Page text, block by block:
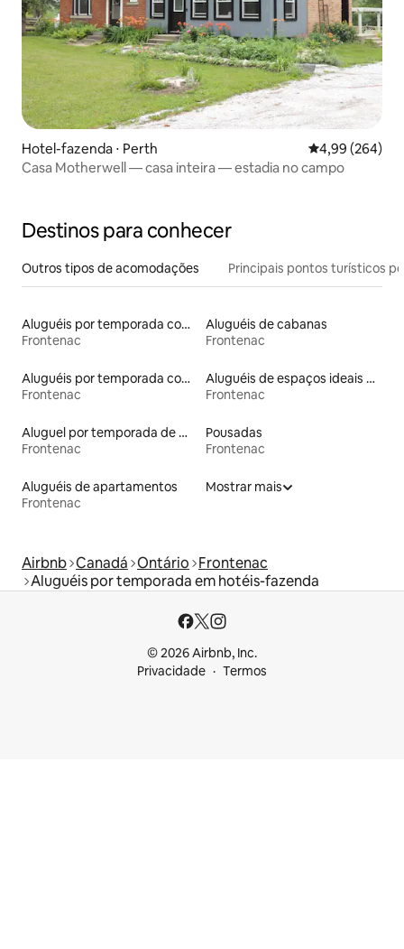
Hotel-fazenda ⋅ Perth 4,99 de uma
4,99 (264)
Casa Motherwell — casa inteira — estadia no campo
Destinos para conhecer
Outros tipos de acomodações Principais pontos turísticos
Aluguéis por temporada com suítes privativas
Frontenac
Aluguéis de cabanas
Frontenac
Aluguéis por temporada com acesso ao lago
Frontenac
Aluguéis de espaços ideais para famílias
Frontenac
Aluguel por temporada de microcasas
Frontenac
Pousadas
Frontenac
Aluguéis de apartamentos
Frontenac
Mostrar mais
Airbnb Canadá Ontário Frontenac
Aluguéis por temporada em hotéis-fazenda
© 2026 Airbnb, Inc.
Privacidade
Termos